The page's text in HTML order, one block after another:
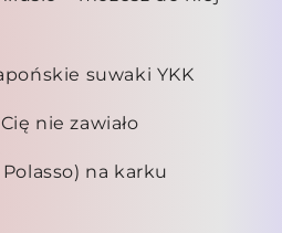
suwaki YKK
nie zawiało
na karku